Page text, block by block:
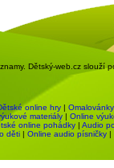
Dětský-web.cz slouží
online hry | Omalovánky
materiály | Online
online pohádky | Audio
děti | Online audio písničky |